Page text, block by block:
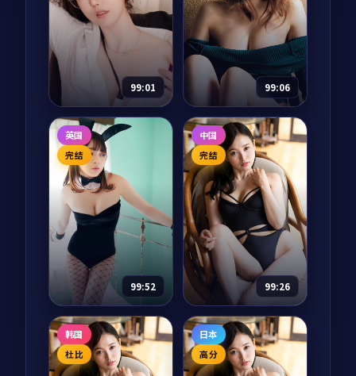
危城任务·纪念版是
一部以悬疑为核心的
影视作品，围绕危
机、反转与人物成长
展开，整体节奏紧
凑，值得推荐观看。
6.6 悬疑
异境迷雾·典藏是一
部以科幻为核心的影
视作品，围绕危机、
反转与人物成长展
开，整体节奏紧凑，
值得推荐观看。
67,774 7.7 科幻
99:01
无名猎场·典藏
电影 2024
主演：周迅、沈腾 等
无名猎场·典藏是一
部以犯罪为核心的影
视作品，围绕危机、
反转与人物成长展
开，整体节奏紧凑，
值得推荐观看。
70,418
99:06
海上钢琴师·再
见1900
电影 2024
主演： 蒂莫西·查拉
梅、弗洛伦斯·皮尤
在传奇钢琴师 1900 拒
绝下船的传说之后，
他十六岁的学徒艾莉
斯接过钢琴，独自驶
向新大陆。一段全新
的航海传奇，把海与
音乐再次推到极致。
68,279 8.3 剧情
英国
完结
99:52
焚城猎局·典藏
纪录片 2024
主演： 周迅、河正宇
中国
完结
99:26
霓虹追凶
电影 2024
主演： 沈腾、雷佳音
韩国
杜比
日本
高分